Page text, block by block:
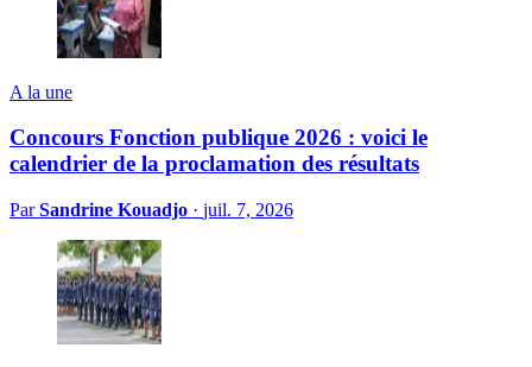
A la une
Concours Fonction publique 2026 : voici le
calendrier de la proclamation des résultats
ParSandrine Kouadjo · juil. 7, 2026